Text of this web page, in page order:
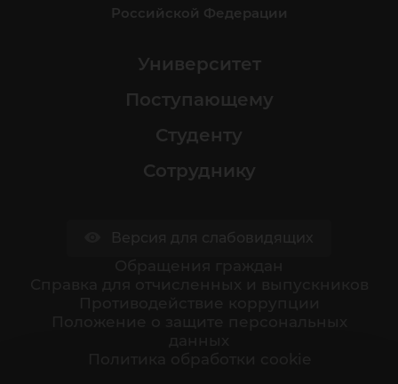
Российской Федерации
Университет
Поступающему
Студенту
Сотруднику